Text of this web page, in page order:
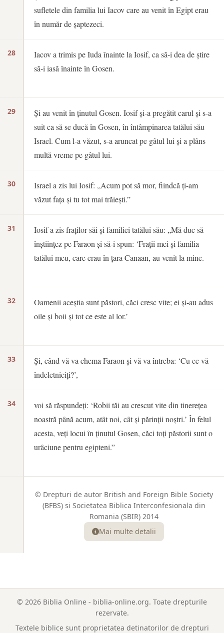
28
29
30
31
32
33
34
sufletele din familia lui Iacov care au venit în Egipt erau
în număr de șaptezeci.
Iacov a trimis pe Iuda înainte la Iosif, ca să-i dea de știre
să-i iasă înainte în Gosen.
Și au venit în ținutul Gosen. Iosif și-a pregătit carul și s-a
suit ca să se ducă în Gosen, în întâmpinarea tatălui său
Israel. Cum l-a văzut, s-a aruncat pe gâtul lui și a plâns
multă vreme pe gâtul lui.
Israel a zis lui Iosif: „Acum pot să mor, fiindcă ți-am
văzut fața și tu tot mai trăiești.”
Iosif a zis fraților săi și familiei tatălui său: „Mă duc să
înștiințez pe Faraon și să-i spun: ‘Frații mei și familia
tatălui meu, care erau în țara Canaan, au venit la mine.
Oamenii aceștia sunt păstori, căci cresc vite; ei și-au adus
oile și boii și tot ce este al lor.’
Și, când vă va chema Faraon și vă va întreba: ‘Cu ce vă
îndeletniciți?’,
voi să răspundeți: ‘Robii tăi au crescut vite din tinerețea
noastră până acum, atât noi, cât și părinții noștri.’ În felul
acesta, veți locui în ținutul Gosen, căci toți păstorii sunt o
urâciune pentru egipteni.”
© Drepturi de autor British and Foreign Bible Society
(BFBS) si Societatea Biblica Interconfesionala din
Romania (SBIR) 2014
Mai multe detalii
© 2026 Biblia Online - biblia-online.org. Toate drepturile
rezervate.
Textele biblice sunt proprietatea detinatorilor de drepturi